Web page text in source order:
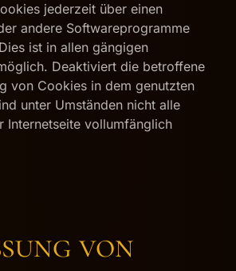
jederzeit über einen
andere Softwareprogramme
ist in allen gängigen
Deaktiviert die betroffene
von Cookies in dem genutzten
unter Umständen nicht alle
Internetseite vollumfänglich
von